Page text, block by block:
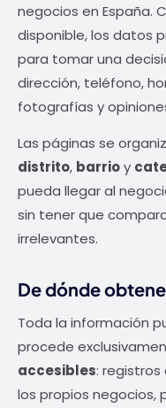
negocios en España.
disponible, los datos
para tomar una
dirección, teléfono,
fotografías y
Las páginas se
distrito, barrioy
pueda llegar al
sin tener que
irrelevantes.
De dónde
Toda la información
procede
accesibles:
los propios negocios,